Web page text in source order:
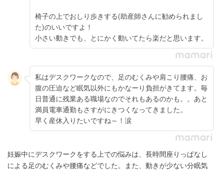
椅子の上でおしり歩きする(助産師さんに勧められまし
た)のいいですよ！
小さい動きでも、とにかく動いてたら楽だと思います。
私はデスクワークなので、足のむくみや肩こり腰痛、お
腹の圧迫など眠気以外にもかなーり負担がきてます。毎
日普通に残業ある職場なのでそれもあるのかも。。あと
満員電車通勤もさすがにきつくなってきました。
早く産休入りたいですね～！涙
妊娠中にデスクワークをする上での悩みは、長時間座りっぱなし
による足のむくみや腰痛などでした。また、動きが少ない分眠気